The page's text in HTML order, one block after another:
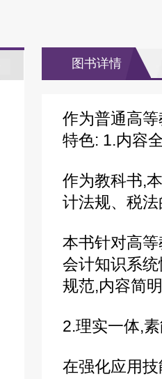
图书详情
作为普通高
特色: 1.内容
作为教科书,
计法规、税
本书针对高
会计知识系
规范,内容简
2.理实一体,
在强化应用